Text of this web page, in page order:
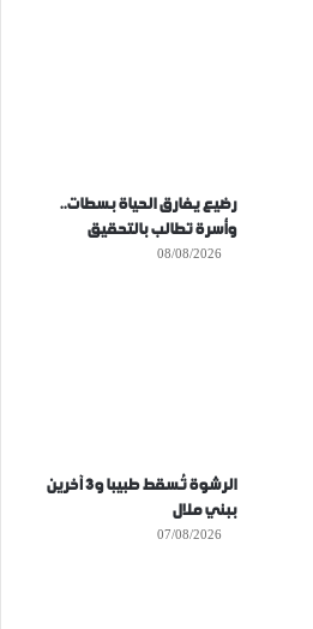
رضيع يفارق الحياة بسطات..
وأسرة تطالب بالتحقيق
08/08/2026
الرشوة تُسقط طبيبا و3 آخرين
ببني ملال
07/08/2026